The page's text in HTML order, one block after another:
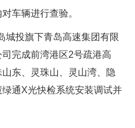
车辆进行查验。
城投旗下青岛高速集团有限
完成前湾港区2号疏港高
东、灵珠山、灵山湾、隐
通X光快检系统安装调试并